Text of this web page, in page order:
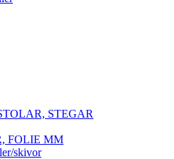
STEGAR
FOLIE MM
skivor